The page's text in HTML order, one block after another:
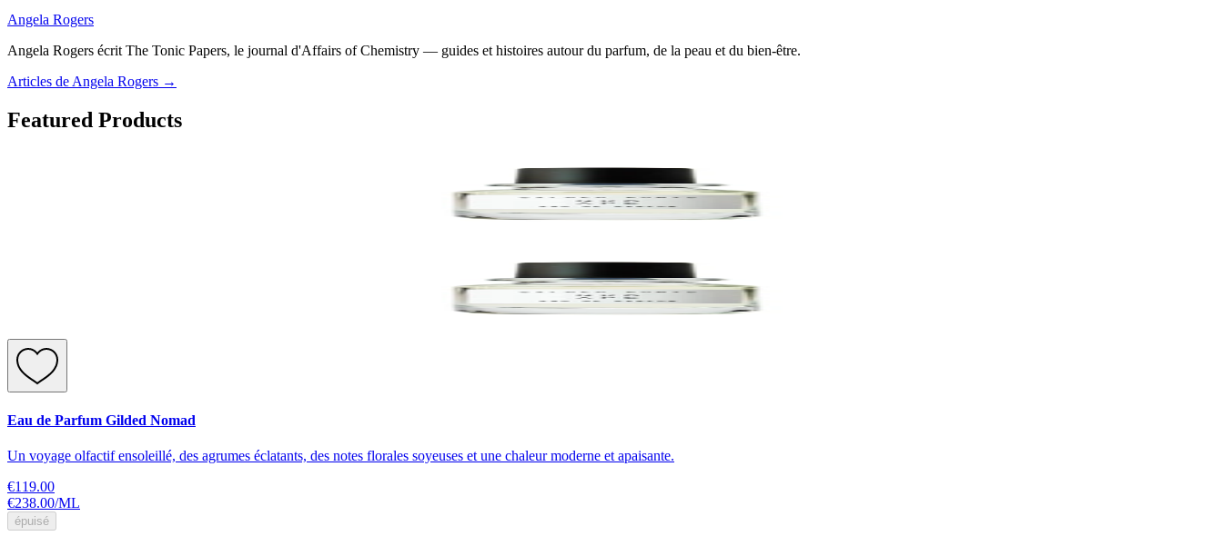
Angela Rogers
Angela Rogers écrit The Tonic Papers, le journal d'Affairs of Chemistry — guides et histoires autour du parfum, de la peau et du bien-être.
Articles de Angela Rogers →
Featured Products
Eau de Parfum Gilded Nomad
Un voyage olfactif ensoleillé, des agrumes éclatants, des notes florales soyeuses et une chaleur moderne et apaisante.
€119.00
€238.00/ML
épuisé